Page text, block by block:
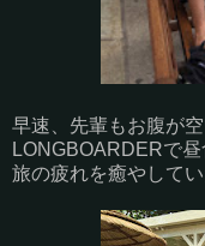
早速、先輩もお腹が
LONGBOARDERで昼
旅の疲れを癒やしてい